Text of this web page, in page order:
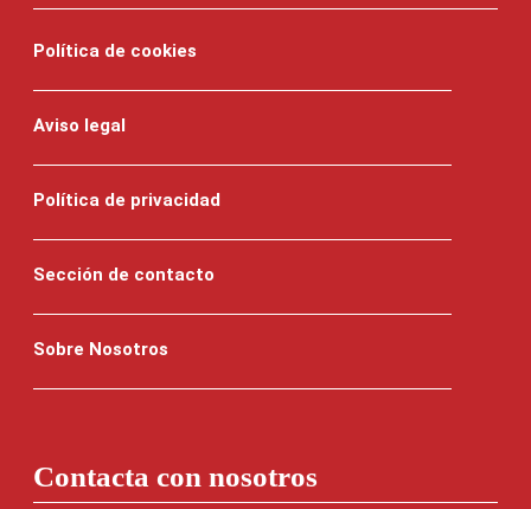
Política de cookies
Aviso legal
Política de privacidad
Sección de contacto
Sobre Nosotros
Contacta con nosotros